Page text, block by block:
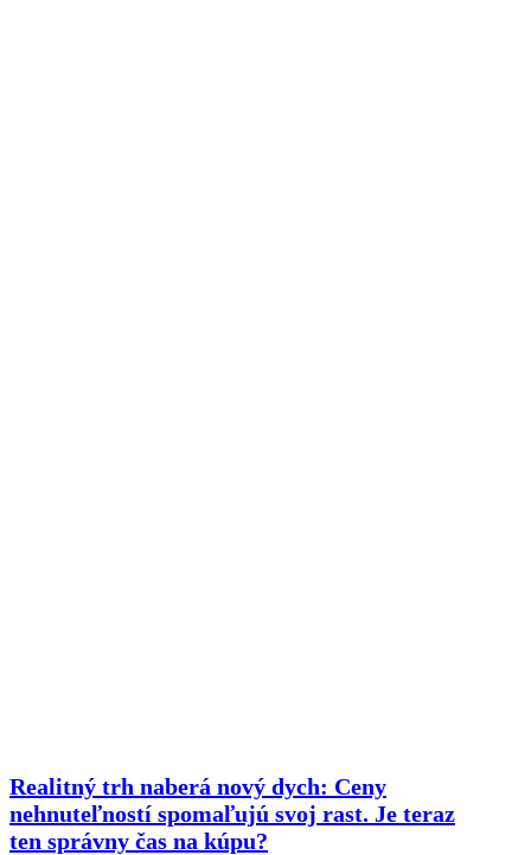
Realitný trh naberá nový dych: Ceny
nehnuteľností spomaľujú svoj rast. Je teraz
ten správny čas na kúpu?